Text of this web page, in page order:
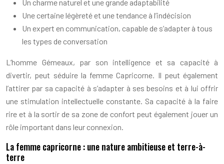
Un charme naturel et une grande adaptabilité
Une certaine légèreté et une tendance à l’indécision
Un expert en communication, capable de s’adapter à tous
les types de conversation
L’homme Gémeaux, par son intelligence et sa capacité à
divertir, peut séduire la femme Capricorne. Il peut également
l’attirer par sa capacité à s’adapter à ses besoins et à lui offrir
une stimulation intellectuelle constante. Sa capacité à la faire
rire et à la sortir de sa zone de confort peut également jouer un
rôle important dans leur connexion.
La femme capricorne : une nature ambitieuse et terre-à-
terre